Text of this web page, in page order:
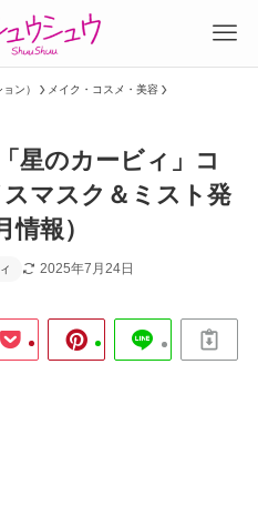
ン） メイク・コスメ・美容
星のカービィ」コ
マスク＆ミスト発
情報）
2025年7月24日